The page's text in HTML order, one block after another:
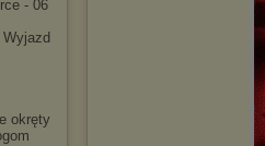
- 06
okręty